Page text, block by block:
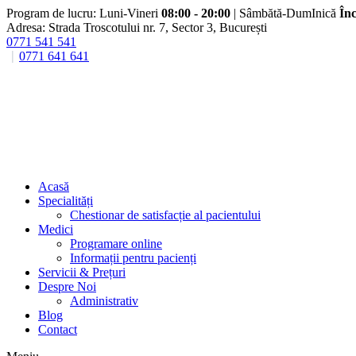
Program de lucru: Luni-Vineri 08:00 - 20:00 | Sâmbătă-DumInică
Adresa: Strada Troscotului nr. 7, Sector 3, București
0771 541 541
0771 641 641
Acasă
Specialități
Chestionar de satisfacție al pacientului
Medici
Programare online
Informații pentru pacienți
Servicii & Prețuri
Despre Noi
Administrativ
Blog
Contact